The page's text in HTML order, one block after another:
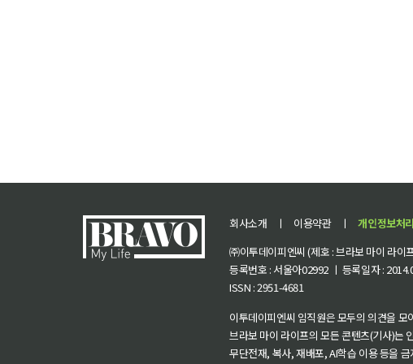
회사소개 ㅣ 이용약관 ㅣ 개인정보처
㈜이투데이피엔씨 (제호 : 브라보 마이 라
등록번호 : 서울아02992 ㅣ 등록일자 :
ISSN : 2951-4681
이투데이피엔씨 임직원은 모두의 의견을 모
브라보 마이 라이프의 모든 콘텐츠(기사)는
무단전재, 복사, 재배포, AI학습 이용 등을